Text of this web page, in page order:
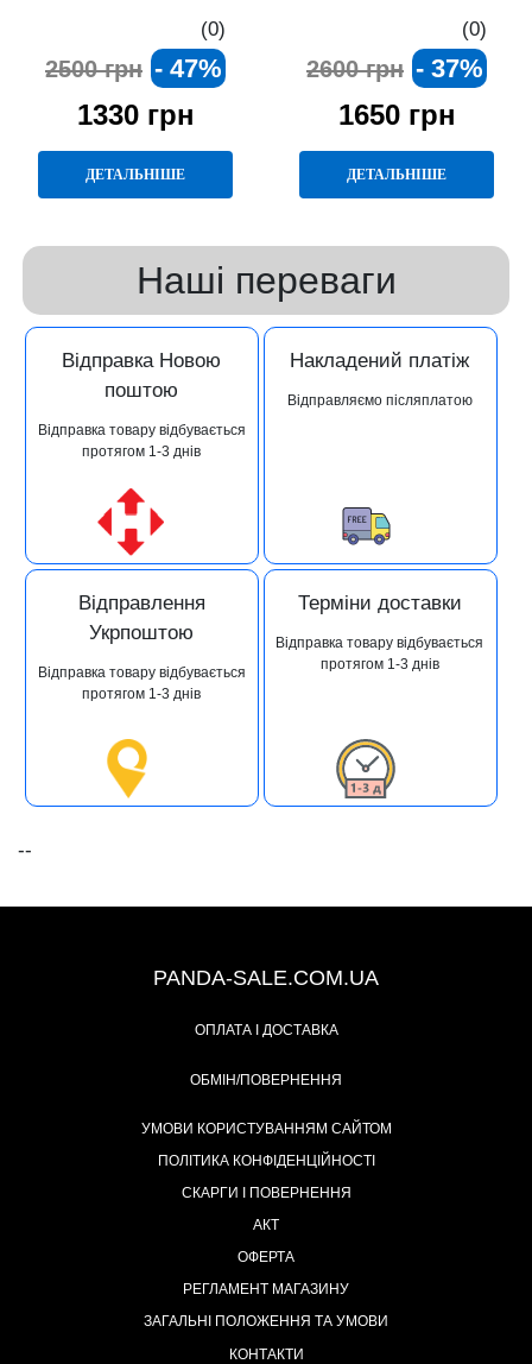
(0)
2500 грн - 47%
1330 грн
ДЕТАЛЬНІШЕ
(0)
2600 грн - 37%
1650 грн
ДЕТАЛЬНІШЕ
Наші переваги
Відправка Новою
поштою
Відправка товару відбувається
протягом 1-3 днів
Накладений платіж
Відправляємо післяплатою
Відправлення
Укрпоштою
Відправка товару відбувається
протягом 1-3 днів
Терміни доставки
Відправка товару відбувається
протягом 1-3 днів
--
PANDA-SALE.COM.UA
ОПЛАТА І ДОСТАВКА
ОБМІН/ПОВЕРНЕННЯ
УМОВИ КОРИСТУВАННЯМ САЙТОМ
ПОЛІТИКА КОНФІДЕНЦІЙНОСТІ
СКАРГИ І ПОВЕРНЕННЯ
АКТ
ОФЕРТА
РЕГЛАМЕНТ МАГАЗИНУ
ЗАГАЛЬНІ ПОЛОЖЕННЯ ТА УМОВИ
КОНТАКТИ